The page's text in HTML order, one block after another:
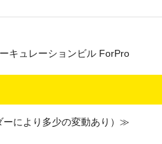
キュレーションビル ForPro
により多少の変動あり）≫